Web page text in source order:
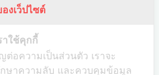
งเว็ปไซต์
าใช้คุกกี้
อความเป็นส่วนตัว เราจะ
ษาความลับ และควบคุมข้อมูล